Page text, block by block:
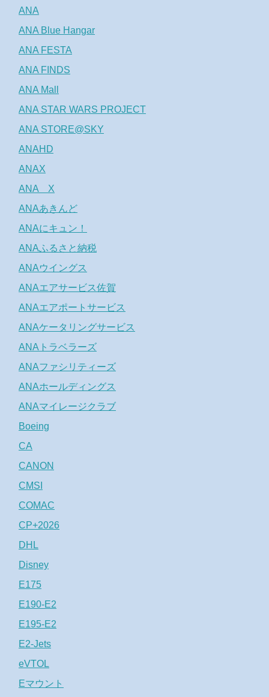
ANA
ANA Blue Hangar
ANA FESTA
ANA FINDS
ANA Mall
ANA STAR WARS PROJECT
ANA STORE@SKY
ANAHD
ANAX
ANA X
ANAあきんど
ANAにキュン！
ANAふるさと納税
ANAウイングス
ANAエアサービス佐賀
ANAエアポートサービス
ANAケータリングサービス
ANAトラベラーズ
ANAファシリティーズ
ANAホールディングス
ANAマイレージクラブ
Boeing
CA
CANON
CMSI
COMAC
CP+2026
DHL
Disney
E175
E190-E2
E195-E2
E2-Jets
eVTOL
Eマウント